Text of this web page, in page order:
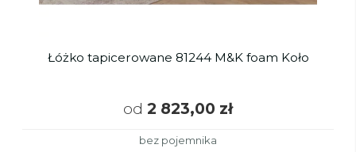
Łóżko tapicerowane 81244 M&K foam Koło
od 2 823,00 zł
bez pojemnika